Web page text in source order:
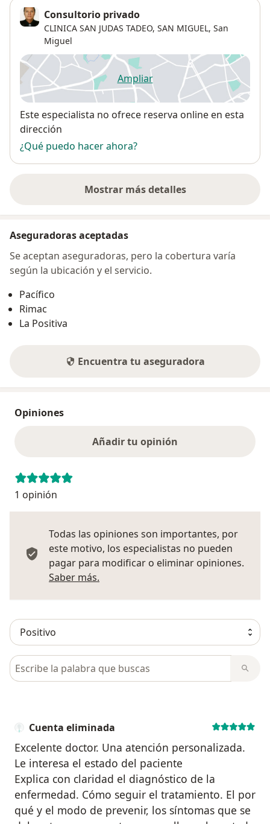
Consultorio privado
CLINICA SAN JUDAS TADEO, SAN MIGUEL, San
Miguel
Ampliarse abre en una nueva
Disponibilidad
Este especialista no ofrece reserva online en esta
dirección
¿Qué puedo hacer ahora?
Mostrar más detalles
sobre la dirección
Aseguradoras aceptadas
Se aceptan aseguradoras, pero la cobertura varía
según la ubicación y el servicio.
Pacífico
Rimac
La Positiva
Encuentra tu aseguradora
Opiniones
Añadir tu opinión
1 opinión
Todas las opiniones son importantes, por
este motivo, los especialistas no pueden
pagar para modificar o eliminar opiniones.
Saber más.
Busca en opiniones
Cuenta eliminada
Excelente doctor. Una atención personalizada.
Le interesa el estado del paciente
Explica con claridad el diagnóstico de la
enfermedad. Cómo seguir el tratamiento. El por
qué y el modo de prevenir, los síntomas que se